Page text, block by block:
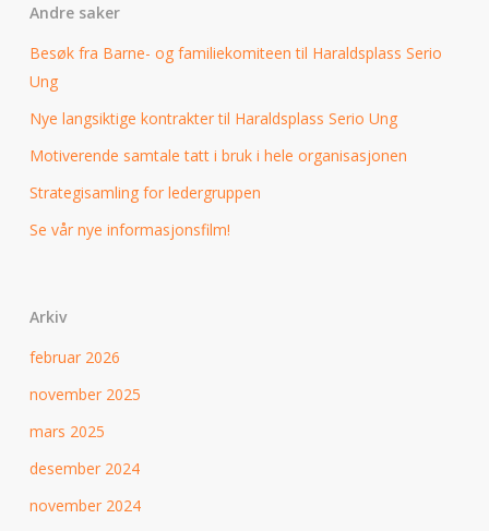
Andre saker
Besøk fra Barne- og familiekomiteen til Haraldsplass Serio
Ung
Nye langsiktige kontrakter til Haraldsplass Serio Ung
Motiverende samtale tatt i bruk i hele organisasjonen
Strategisamling for ledergruppen
Se vår nye informasjonsfilm!
Arkiv
februar 2026
november 2025
mars 2025
desember 2024
november 2024